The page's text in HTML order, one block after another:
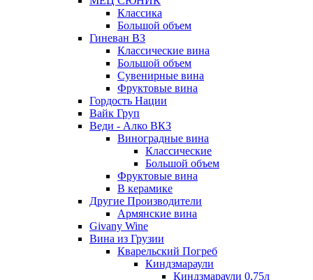
Классика
Большой объем
Гиневан ВЗ
Классические вина
Большой объем
Сувенирные вина
Фруктовые вина
Гордость Нации
Вайк Груп
Веди - Алко ВКЗ
Виноградные вина
Классические
Большой объем
Фруктовые вина
В керамике
Другие Производители
Армянские вина
Givany Wine
Вина из Грузии
Кварельский Погреб
Киндзмараули
Киндзмараули 0,75л